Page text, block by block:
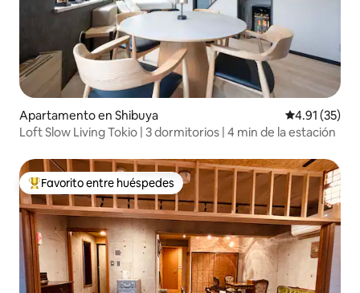
Apartamento en Shibuya Calificación
4.91 (35)
Loft Slow Living Tokio | 3 dormitorios | 4 min de la estación
Favorito entre huéspedes preferido
Favorito entre huéspedes